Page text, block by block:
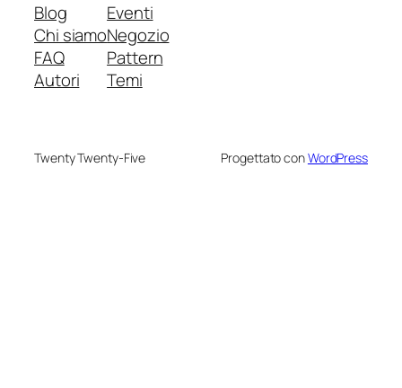
Blog
Chi siamo
FAQ
Autori
Eventi
Negozio
Pattern
Temi
Twenty Twenty-Five Progettato conWordPress